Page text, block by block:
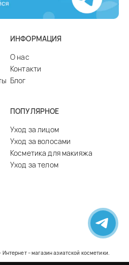
ИНФОРМАЦИЯ
О нас
Контакти
Блог
ПОПУЛЯРНОЕ
Уход за лицом
Уход за волосами
Косметика для макияжа
Уход за телом
– магазин азиатской косметики.